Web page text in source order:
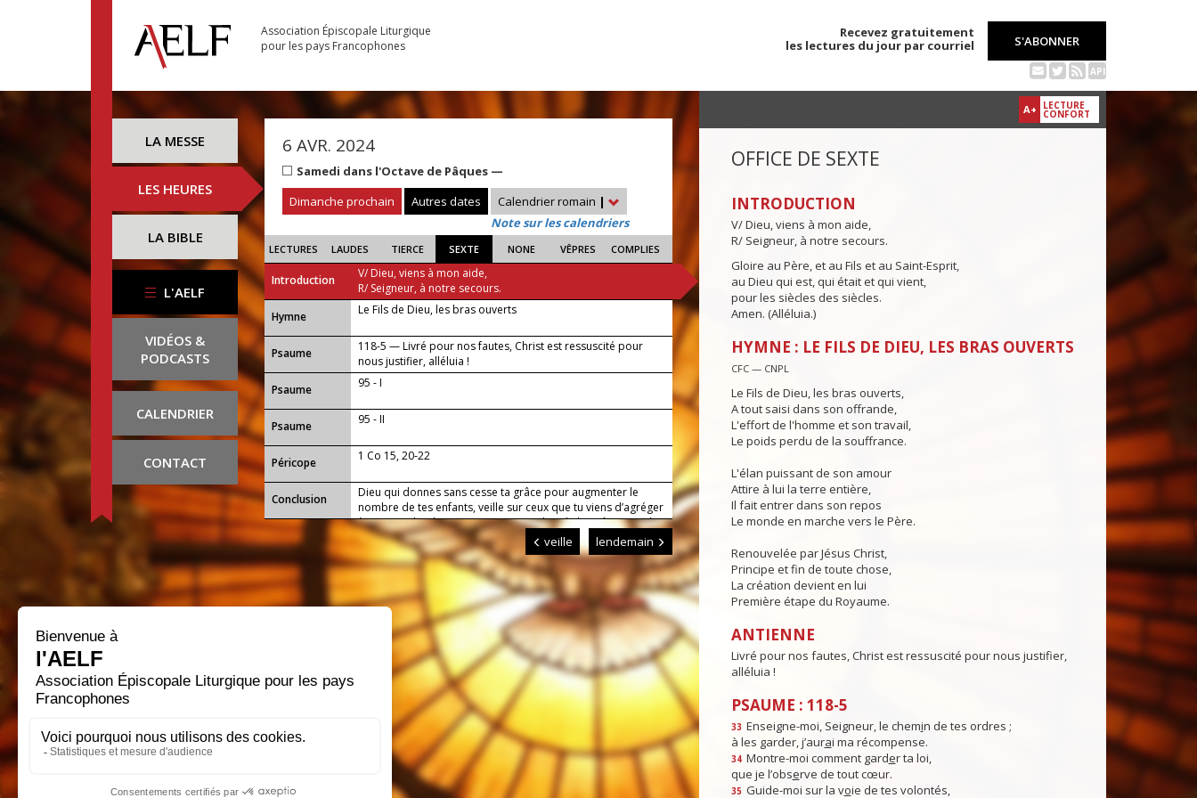
Association Épiscopale Liturgique
pour les pays Francophones
Recevez gratuitement
les lectures du jour par courriel
S'ABONNER
API
LA MESSE
LES HEURES
LA BIBLE
L'AELF
VIDÉOS &
PODCASTS
CALENDRIER
CONTACT
6 AVR. 2024
Samedi dans l'Octave de Pâques —
Dimanche prochain
Autres dates Calendrier romain |
Note sur les calendriers
LECTURES LAUDES TIERCE SEXTE NONE VÊPRES COMPLIES
Introduction
V/ Dieu, viens à mon aide,
R/ Seigneur, à notre secours.
...
Hymne Le Fils de Dieu, les bras ouverts
Psaume
118-5 — Livré pour nos fautes, Christ est ressuscité pour
nous justifier, alléluia !
Psaume
95 - I
Psaume 95 - II
Péricope 1 Co 15, 20-22
Conclusion
Dieu qui donnes sans cesse ta grâce pour augmenter le
nombre de tes enfants, veille sur ceux que tu viens d’agréger
à ton peuple ; ils ont pris naissance dans le baptême : qu’ils
soient revêtus de l’immortalité du Christ, pour se présenter
à la table de ses noces. Lui qui règne.
veille lendemain
A+ LECTURE
CONFORT
OFFICE DE SEXTE
INTRODUCTION
V/ Dieu, viens à mon aide,
R/ Seigneur, à notre secours.
Gloire au Père, et au Fils et au Saint-Esprit,
au Dieu qui est, qui était et qui vient,
pour les siècles des siècles.
Amen. (Alléluia.)
HYMNE : LE FILS DE DIEU, LES BRAS OUVERTS
CFC — CNPL
Le Fils de Dieu, les bras ouverts,
A tout saisi dans son offrande,
L'effort de l'homme et son travail,
Le poids perdu de la souffrance.
L'élan puissant de son amour
Attire à lui la terre entière,
Il fait entrer dans son repos
Le monde en marche vers le Père.
Renouvelée par Jésus Christ,
Principe et fin de toute chose,
La création devient en lui
Première étape du Royaume.
ANTIENNE
Livré pour nos fautes, Christ est ressuscité pour nous justifier,
alléluia !
PSAUME : 118-5
33 Enseigne-moi, Seigneur, le chemin de tes ordres ;
à les garder, j’aurai ma récompense.
34 Montre-moi comment garder ta loi,
que je l’observe de tout cœur.
35 Guide-moi sur la voie de tes volontés,